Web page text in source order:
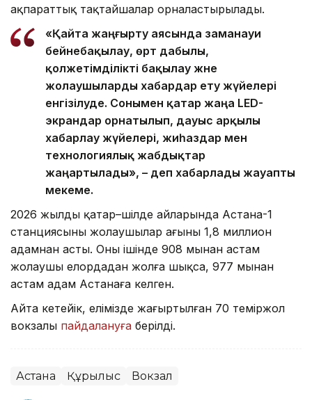
ақпараттық тақтайшалар орналастырылады.
«Қайта жаңғырту аясында заманауи
бейнебақылау, өрт дабылы,
қолжетімділікті бақылау және
жолаушыларды хабардар ету жүйелері
енгізілуде. Сонымен қатар жаңа LED-
экрандар орнатылып, дауыс арқылы
хабарлау жүйелері, жиһаздар мен
технологиялық жабдықтар
жаңартылады», – деп хабарлады жауапты
мекеме.
2026 жылдың қаңтар–шілде айларында Астана-1
станциясының жолаушылар ағыны 1,8 миллион
адамнан асты. Оның ішінде 908 мыңнан астам
жолаушы елордадан жолға шықса, 977 мыңнан
астам адам Астанаға келген.
Айта кетейік, елімізде жаңғыртылған 70 теміржол
вокзалы пайдалануға берілді.
Астана Құрылыс Вокзал